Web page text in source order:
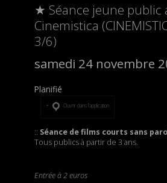
★ Séance jeune public
Cinemistica
3/6)
samedi 24 novembre
Planifié
Ouvrir dans l’application
:: Séance de films courts sans
Tous publics à partir de 3 ans.
Entrée à 2 euros